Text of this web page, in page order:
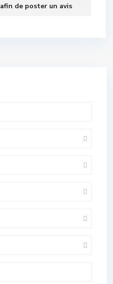
afin de poster un avis